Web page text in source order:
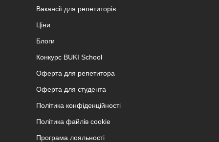
Вакансії для репетиторів
Ціни
Блоги
Конкурс BUKI School
Оферта для репетитора
Оферта для студента
Політика конфіденційності
Політика файлів cookie
Програма лояльності